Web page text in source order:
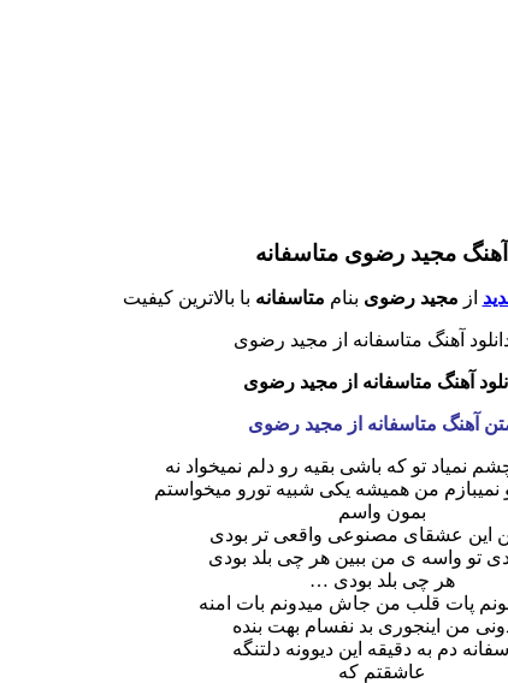
آهنگ مجید رضوی متاسفانه
از مجید رضوی بنام متاسفانه با بالاترین کیفیت
آهنگ متاسفانه از مجید رضوی
آهنگ متاسفانه از مجید رضوی
نمیاد تو که باشی بقیه رو دلم نمیخواد نه
نمیبازم من همیشه یکی شبیه تورو میخواستم
بمون واسم
این عشقای مصنوعی واقعی تر بودی
تو واسه ی من ببین هر چی بلد بودی
هر چی بلد بودی …
پات قلب من جاش میدونم بات امنه
من اینجوری بد نفسام بهت بنده
دم به دقیقه این دیوونه دلتنگه
عاشقتم که